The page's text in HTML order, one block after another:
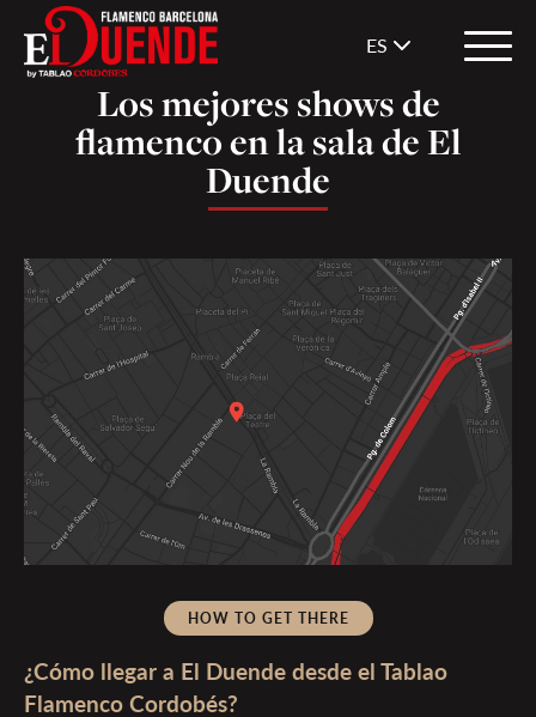
ES
Los mejores shows de
flamenco en la sala de El
Duende
HOW TO GET THERE
¿Cómo llegar a El Duende desde el Tablao
Flamenco Cordobés?